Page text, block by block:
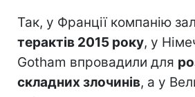
Так, у Франції компанію
терактів 2015 року, у
Gotham впровадили для
складних злочинів, а у